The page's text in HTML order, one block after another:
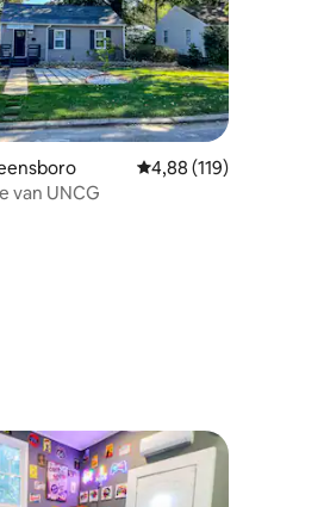
4,97 uit 5, 127 recensies
Gemiddelde
4,88 (119)
van UNCG